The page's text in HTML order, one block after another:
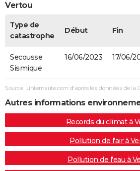
Vertou
Type de
catastrophe
Début Fin
Secousse
Sismique
16/06/2023 17/06/
Source : Linternaute.com d'après les données de la
Autres informations
Records du climat à
Pollution de l'air à
Pollution de l'eau à